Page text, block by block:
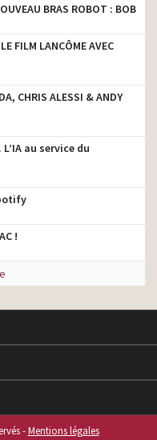
BRAS ROBOT : BOB
FILM LANCÔME AVEC
CHRIS ALESSI & ANDY
au service du
!
-Mentions légales